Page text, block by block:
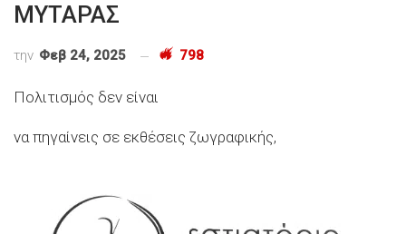
ΜΥΤΑΡΑΣ
την Φεβ 24, 2025 798
Πολιτισμός δεν είναι
να πηγαίνεις σε εκθέσεις ζωγραφικής,